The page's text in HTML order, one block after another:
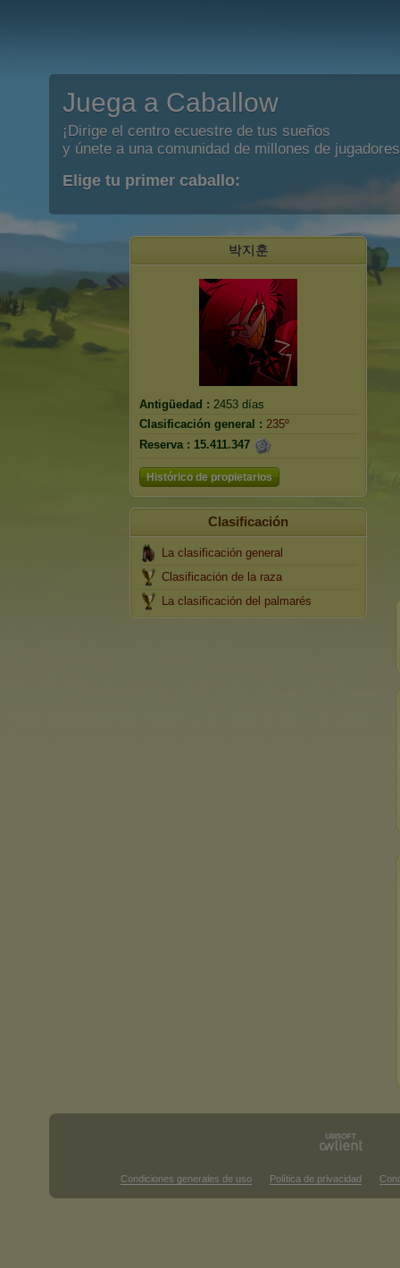
Juega a Caballow
¡Dirige el centro ecuestre de tus sueños
y únete a una comunidad de millones de
Elige tu primer caballo:
박지훈
Antigüedad : 2453 días
Clasificación general : 235º
Reserva : 15.411.347
Histórico de propietarios
Clasificación
La clasificación general
Clasificación de la raza
La clasificación del palmarés
Condiciones generales de uso Política de privacidad